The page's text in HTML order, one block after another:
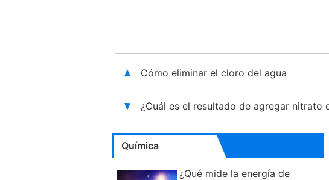
Cómo eliminar el cloro del agua
¿Cuál es el resultado de agregar
Química
¿Qué mide la energía de